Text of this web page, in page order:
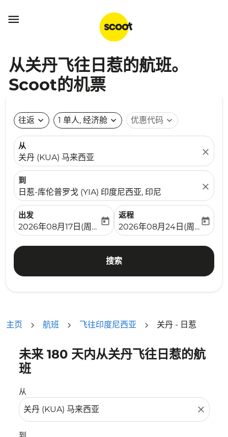

从关丹飞往日惹的航班。
Scoot的机票
往返 expand_more 1 单人, 经济舱 expand_more 优惠代码 expand_more
从
关丹 (KUA) 马来西亚
close
到
日惹-库伦普罗戈 (YIA) 印度尼西亚, 印尼
close
出发
fc-booking-departure-date-aria-label
2026年08月17日(周一)
today
返程
fc-booking-return-date-
2026年08月24日(周一)
today
搜索
主页 航班 飞往印度尼西亚 关丹 - 日惹
未来 180 天内从关丹飞往日惹的航
班
从
close
没有符合您的筛选条件的机票。请调整您的筛选条件。